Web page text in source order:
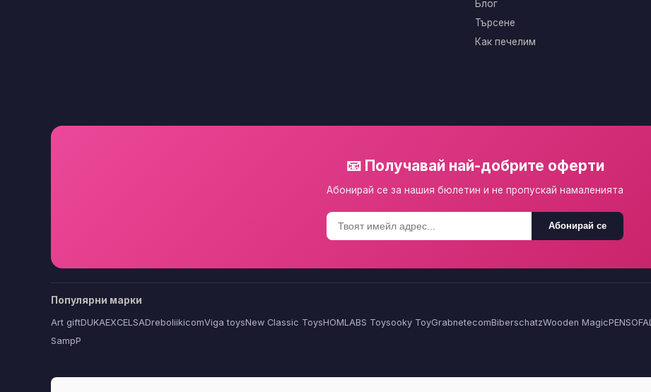
Блог
Търсене
Как печелим
📧 Получавай най-добрите оферти
Абонирай се за нашия бюлетин и не пропускай намаленията
Абонирай се
Популярни марки
Art giftDUKAEXCELSADreboliikicomViga toysNew Classic ToysHOMLABS Toysooky ToyGrabnetecomBiberschatzWooden MagicPENSOFAL
SampP